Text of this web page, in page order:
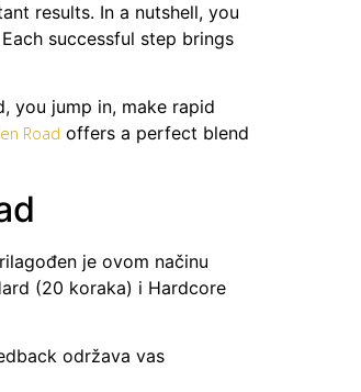
results. In a nutshell, you
successful step brings
you jump in, make rapid
Road offers a perfect blend
je ovom načinu
(20 koraka) i Hardcore
održava vas